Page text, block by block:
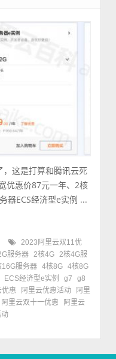
，这是打算和腾讯云死
优惠价87元一年、2核
器ECS经济型e实例 ...
2023阿里云双11优
服务器 2核4G 2核4G服
16G服务器 4核8G 4核8G
ECS经济型e实例 g7
g8
优惠 阿里云优惠活动
阿里
阿里云双十一优惠
阿里云
动